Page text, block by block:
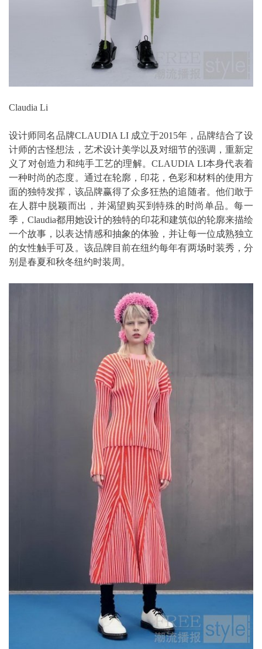
Claudia Li
设计师同名品牌CLAUDIA LI 成立于2015年，品牌结合了设
计师的古怪想法，艺术设计美学以及对细节的强调，重新定
义了对创造力和纯手工艺的理解。CLAUDIA LI本身代表着
一种时尚的态度。通过在轮廓，印花，色彩和材料的使用方
面的独特发挥，该品牌赢得了众多狂热的追随者。他们敢于
在人群中脱颖而出，并渴望购买到特殊的时尚单品。每一
季，Claudia都用她设计的独特的印花和建筑似的轮廓来描绘
一个故事，以表达情感和抽象的体验，并让每一位成熟独立
的女性触手可及。该品牌目前在纽约每年有两场时装秀，分
别是春夏和秋冬纽约时装周。